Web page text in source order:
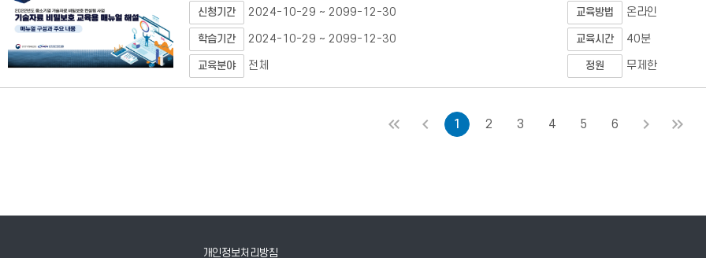
신청기간 2024-10-29 ~ 2099-12-30 교육방법 온라인
학습기간 2024-10-29 ~ 2099-12-30 교육시간 40분
교육분야 전체 정원 무제한
처음 이전 1 2 3 4 5 6 마지막
개인정보처리방침